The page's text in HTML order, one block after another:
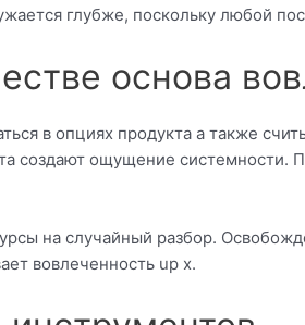
глубже, поскольку любой
основа
в опциях продукта а также
создают ощущение
на случайный разбор.
вовлеченность up x.